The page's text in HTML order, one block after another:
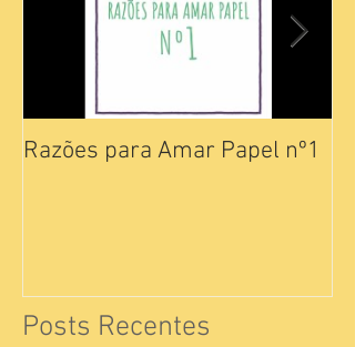
Razões para Amar Papel nº1
Posts Recentes